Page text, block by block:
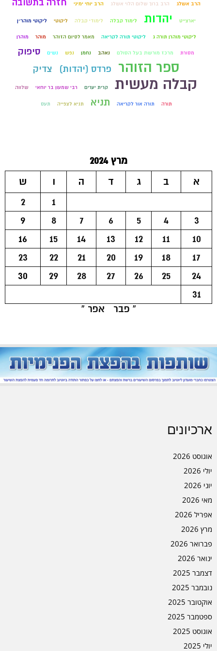
הרב אשלג הרב ברוך שלום הלוי אשלג הרב יוחי ימיני חזרה בתשובה
יארצייט יהדות לימוד קבלה לימודי קבלה ליקוטי ליקוטי מוהר״ן
ליקוטי מוהרן תורה ג ליקוטי תורה לקריאה מאמר לסיום הזוהר מוהר מוהרן
מסורת מרכז מורשת בעל הסולם נאהב נחמן נפש נשים סיפוק
ספר הזוהר פרדס (יהדות) צדיק
קבלה מעשית קרית יערים רבי שמעון בר יוחאי שלווה
תורה תורה אור לקריאה תניא תניא לצפייה תעס
מרץ 2024
א
ב ג ד ה ו
ש
1
2
3
4
5
6
7
8
9
10
11
12
13
14
15
16
17
18
19
20
21
22
23
24
25
26
27
28
29
30
31
« פבר
אפר »
ארכיונים
אוגוסט 2026
יולי 2026
יוני 2026
מאי 2026
אפריל 2026
מרץ 2026
פברואר 2026
ינואר 2026
דצמבר 2025
נובמבר 2025
אוקטובר 2025
ספטמבר 2025
אוגוסט 2025
יולי 2025